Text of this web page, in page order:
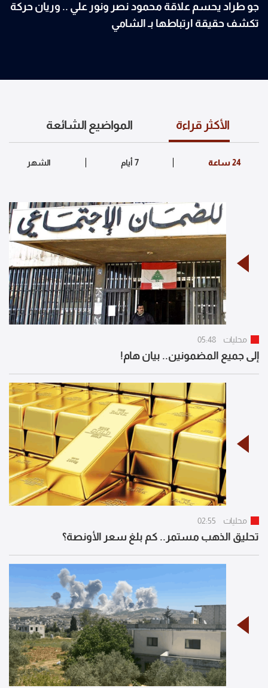
جو طراد يحسم علاقة محمود نصر ونور علي .. وريان حركة
تكشف حقيقة ارتباطها بـ الشامي
الأكثر قراءة المواضيع الشائعة
محليات 05:48
إلى جميع المضمونين.. بيان هام!
محليات 02:55
تحليق الذهب مستمر.. كم بلغ سعر الأونصة؟